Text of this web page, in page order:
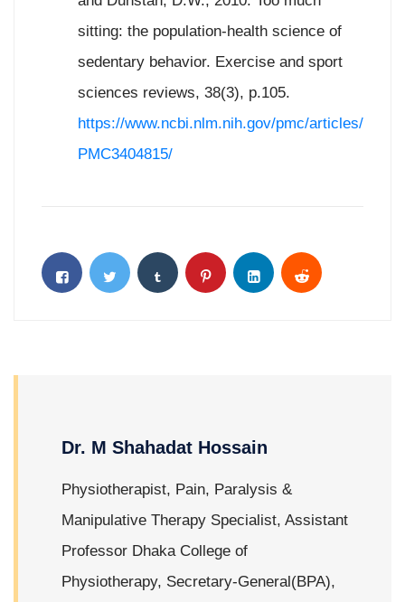
sitting: the population-health science of
sedentary behavior. Exercise and sport
sciences reviews, 38(3), p.105.
https://www.ncbi.nlm.nih.gov/pmc/articles/
PMC3404815/
Dr. M Shahadat Hossain
Physiotherapist, Pain, Paralysis &
Manipulative Therapy Specialist, Assistant
Professor Dhaka College of
Physiotherapy, Secretary-General(BPA),